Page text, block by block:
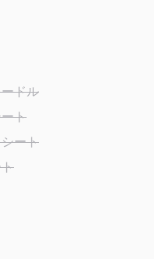
ドル
ト
ート